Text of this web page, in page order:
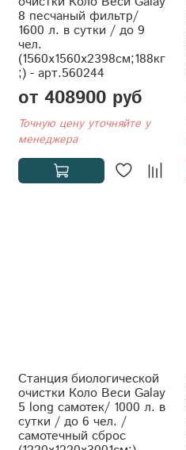
8 песчаный фильтр/
1600 л. в сутки / до 9
чел.
(1560x1560x2398см;188кг
;) - арт.560244
от 408900 руб
Точную цену уточняйте у
менеджера
Станция биологической
очистки Коло Веси Galay
5 long самотек/ 1000 л. в
сутки / до 6 чел. /
самотечный сброс